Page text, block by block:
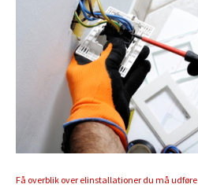
Få overblik over elinstallationer du må udføre